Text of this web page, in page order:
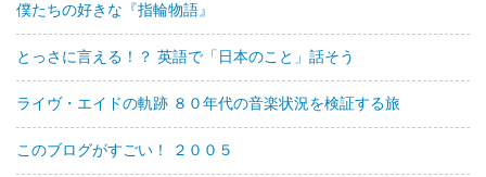
僕たちの好きな『指輪物語』
とっさに言える！？ 英語で「日本のこと」話そう
ライヴ・エイドの軌跡 ８０年代の音楽状況を検証する旅
このブログがすごい！ ２００５